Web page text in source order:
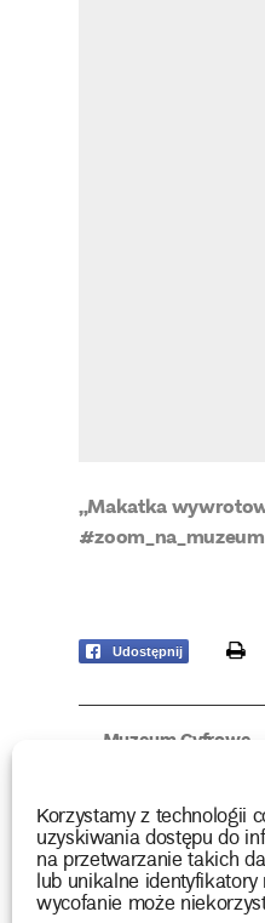
Korzystamy z technologii
uzyskiwania dostępu do
na przetwarzanie takich
lub unikalne
wycofanie może
„Makatka
Udostępnij print
Muzeum Cyfrowe
Użyczenia obiektów
Biblioteka
Wydawnictwo
Multimedia